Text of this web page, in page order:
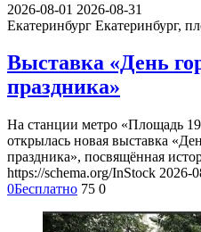
2026-08-01 2026-08-31
Екатеринбург Екатеринбург,
Выставка «День
праздника»
На станции метро «Площадь
открылась новая выставка
праздника», посвящённая
https://schema.org/InStock 2026-
0Бесплатно 75 0